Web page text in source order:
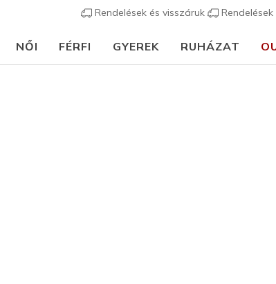
Rendelések és visszáruk
NŐI FÉRFI GYEREK RUHÁZAT